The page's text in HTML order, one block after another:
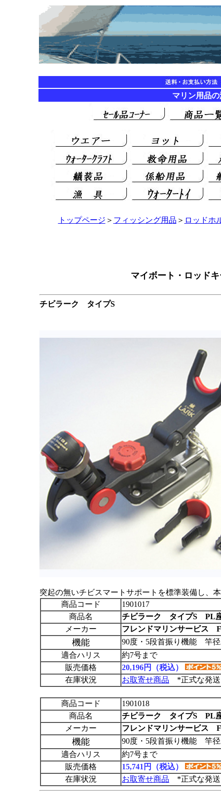
マリン用品
トップページ ＞ フィッシング用品 ＞ ロッドホ
マイボート・ロッド
チビラーク タイプS
突起の無いチビスマートサポートを標準装備し、
商品コード
1901017
商品名
チビラーク タイプS PL
メーカー
フレンドマリンサービス
機能
90度・5段首振り機能 竿径
適合ハリス
約7号まで
販売価格
20,196円（税込）
在庫状況
お取寄せ商品 *正式な発送
商品コード
1901018
商品名
チビラーク タイプS PL
メーカー
フレンドマリンサービス
機能
90度・5段首振り機能 竿径
適合ハリス
約7号まで
販売価格
15,741円（税込）
在庫状況
お取寄せ商品 *正式な発送